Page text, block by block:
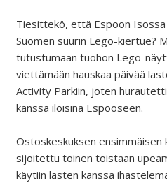
Tiesittekö, että Espoon
Suomen suurin Lego-kiertue?
tutustumaan tuohon Lego-
viettämään hauskaa päivää
Activity Parkiin, joten
kanssa iloisina Espooseen.
Ostoskeskuksen ensimmäisen
sijoitettu toinen toistaan
käytiin lasten kanssa